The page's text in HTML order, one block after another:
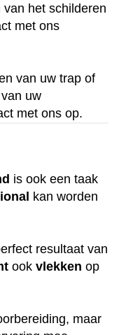
het schilderen
met ons
van uw trap of
uw
met ons op.
is ook een taak
kan worden
resultaat van
ook vlekken op
maar